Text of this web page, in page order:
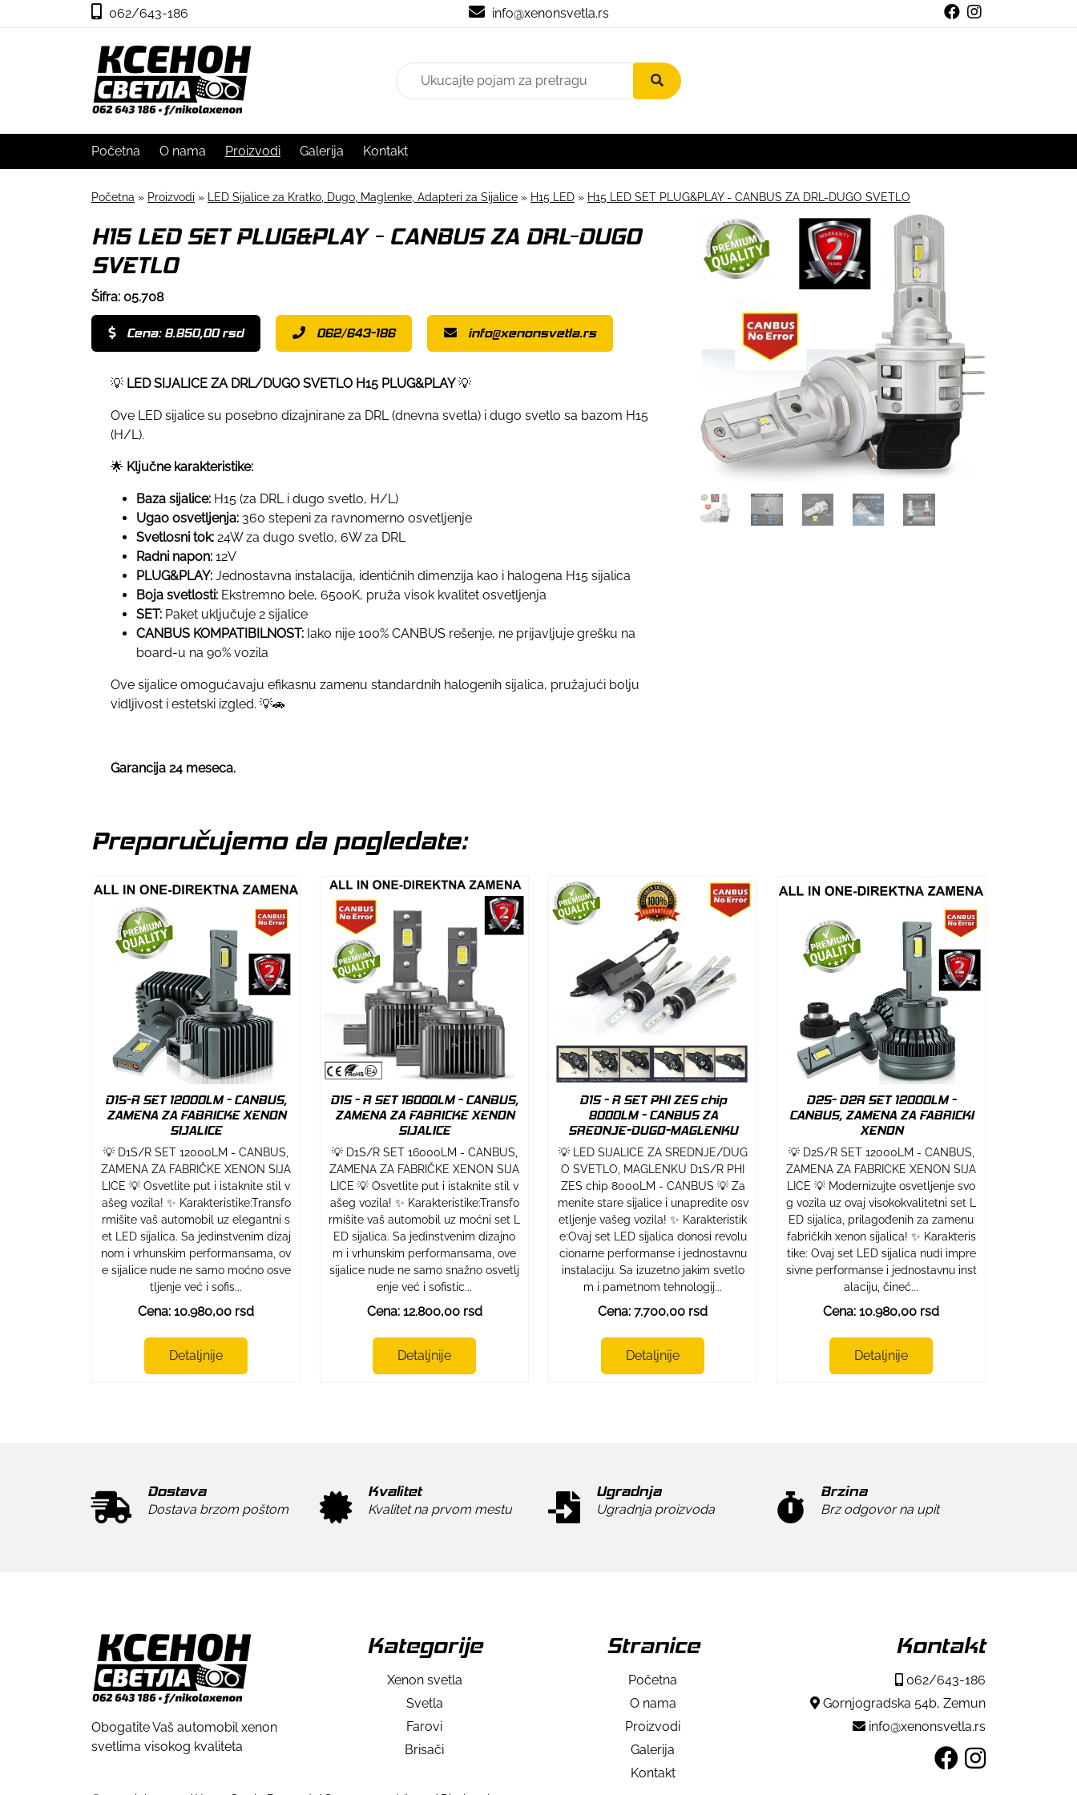
062/643-186 info@xenonsvetla.rs
Početna O nama Proizvodi Galerija Kontakt
Početna » Proizvodi » LED Sijalice za Kratko, Dugo, Maglenke, Adapteri za Sijalice » H15 LED » H15 LED SET PLUG&PLAY - CANBUS ZA DRL-DUGO SVETLO
H15 LED SET PLUG&PLAY - CANBUS ZA DRL-DUGO
SVETLO
Šifra: 05.708
Cena: 8.850,00 rsd 062/643-186 info@xenonsvetla.rs
💡 LED SIJALICE ZA DRL/DUGO SVETLO H15 PLUG&PLAY💡
Ove LED sijalice su posebno dizajnirane za DRL (dnevna svetla) i dugo svetlo sa bazom H15
(H/L).
🌟 Ključne karakteristike:
Baza sijalice: H15 (za DRL i dugo svetlo, H/L)
Ugao osvetljenja: 360 stepeni za ravnomerno osvetljenje
Svetlosni tok: 24W za dugo svetlo, 6W za DRL
Radni napon: 12V
PLUG&PLAY: Jednostavna instalacija, identičnih dimenzija kao i halogena H15 sijalica
Boja svetlosti: Ekstremno bele, 6500K, pruža visok kvalitet osvetljenja
SET: Paket uključuje 2 sijalice
CANBUS KOMPATIBILNOST: Iako nije 100% CANBUS rešenje, ne prijavljuje grešku na
board-u na 90% vozila
Ove sijalice omogućavaju efikasnu zamenu standardnih halogenih sijalica, pružajući bolju
vidljivost i estetski izgled. 💡🚗
Garancija 24 meseca.
Preporučujemo da pogledate:
D1S-R SET 12000LM - CANBUS,
ZAMENA ZA FABRICKE XENON
SIJALICE
💡 D1S/R SET 12000LM - CANBUS,
ZAMENA ZA FABRIČKE XENON SIJA
LICE 💡 Osvetlite put i istaknite stil v
ašeg vozila! ✨ Karakteristike:Transfo
rmišite vaš automobil uz elegantni s
et LED sijalica. Sa jedinstvenim dizaj
nom i vrhunskim performansama, ov
e sijalice nude ne samo moćno osve
tljenje već i sofis...
Cena: 10.980,00 rsd
Detaljnije
D1S - R SET 16000LM - CANBUS,
ZAMENA ZA FABRICKE XENON
SIJALICE
💡 D1S/R SET 16000LM - CANBUS,
ZAMENA ZA FABRIČKE XENON SIJA
LICE 💡 Osvetlite put i istaknite stil v
ašeg vozila! ✨ Karakteristike:Transfo
rmišite vaš automobil uz moćni set L
ED sijalica. Sa jedinstvenim dizajno
m i vrhunskim performansama, ove
sijalice nude ne samo snažno osvetlj
enje već i sofistic...
Cena: 12.800,00 rsd
Detaljnije
D1S - R SET PHI ZES chip
8000LM - CANBUS ZA
SREDNJE-DUGO-MAGLENKU
💡 LED SIJALICE ZA SREDNJE/DUG
O SVETLO, MAGLENKU D1S/R PHI
ZES chip 8000LM - CANBUS 💡 Za
menite stare sijalice i unapredite osv
etljenje vašeg vozila! ✨ Karakteristik
e:Ovaj set LED sijalica donosi revolu
cionarne performanse i jednostavnu
instalaciju. Sa izuzetno jakim svetlo
m i pametnom tehnologij...
Cena: 7.700,00 rsd
Detaljnije
D2S- D2R SET 12000LM -
CANBUS, ZAMENA ZA FABRICKI
XENON
💡 D2S/R SET 12000LM - CANBUS,
ZAMENA ZA FABRICKE XENON SIJA
LICE 💡 Modernizujte osvetljenje svo
g vozila uz ovaj visokokvalitetni set L
ED sijalica, prilagođenih za zamenu
fabričkih xenon sijalica! ✨ Karakteris
tike: Ovaj set LED sijalica nudi impre
sivne performanse i jednostavnu inst
alaciju, čineć...
Cena: 10.980,00 rsd
Detaljnije
Dostava
Dostava brzom poštom
Kvalitet
Kvalitet na prvom mestu
Ugradnja
Ugradnja proizvoda
Brzina
Brz odgovor na upit
Obogatite Vaš automobil xenon
svetlima visokog kvaliteta
Kategorije
Xenon svetla
Svetla
Farovi
Brisači
Stranice
Početna
O nama
Proizvodi
Galerija
Kontakt
Kontakt
062/643-186
Gornjogradska 54b, Zemun
info@xenonsvetla.rs